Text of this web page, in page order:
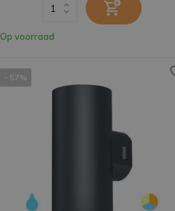
Op voorraad
- 57%